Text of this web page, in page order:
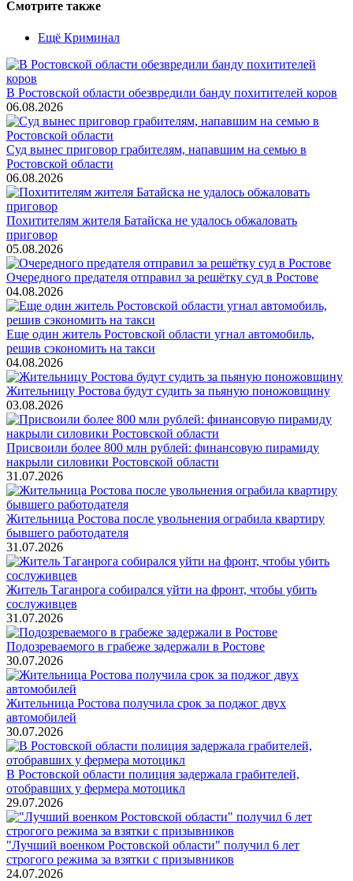
Смотрите также
Ещё Криминал
В Ростовской области обезвредили банду похитителей коров
06.08.2026
Суд вынес приговор грабителям, напавшим на семью в
Ростовской области
06.08.2026
Похитителям жителя Батайска не удалось обжаловать
приговор
05.08.2026
Очередного предателя отправил за решётку суд в Ростове
04.08.2026
Еще один житель Ростовской области угнал автомобиль,
решив сэкономить на такси
04.08.2026
Жительницу Ростова будут судить за пьяную поножовщину
03.08.2026
Присвоили более 800 млн рублей: финансовую пирамиду
накрыли силовики Ростовской области
31.07.2026
Жительница Ростова после увольнения ограбила квартиру
бывшего работодателя
31.07.2026
Житель Таганрога собирался уйти на фронт, чтобы убить
сослуживцев
31.07.2026
Подозреваемого в грабеже задержали в Ростове
30.07.2026
Жительница Ростова получила срок за поджог двух
автомобилей
30.07.2026
В Ростовской области полиция задержала грабителей,
отобравших у фермера мотоцикл
29.07.2026
"Лучший военком Ростовской области" получил 6 лет
строгого режима за взятки с призывников
24.07.2026